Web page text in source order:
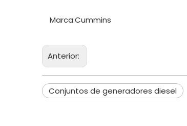
Marca:Cummins
Anterior:
Conjuntos de generadores diesel